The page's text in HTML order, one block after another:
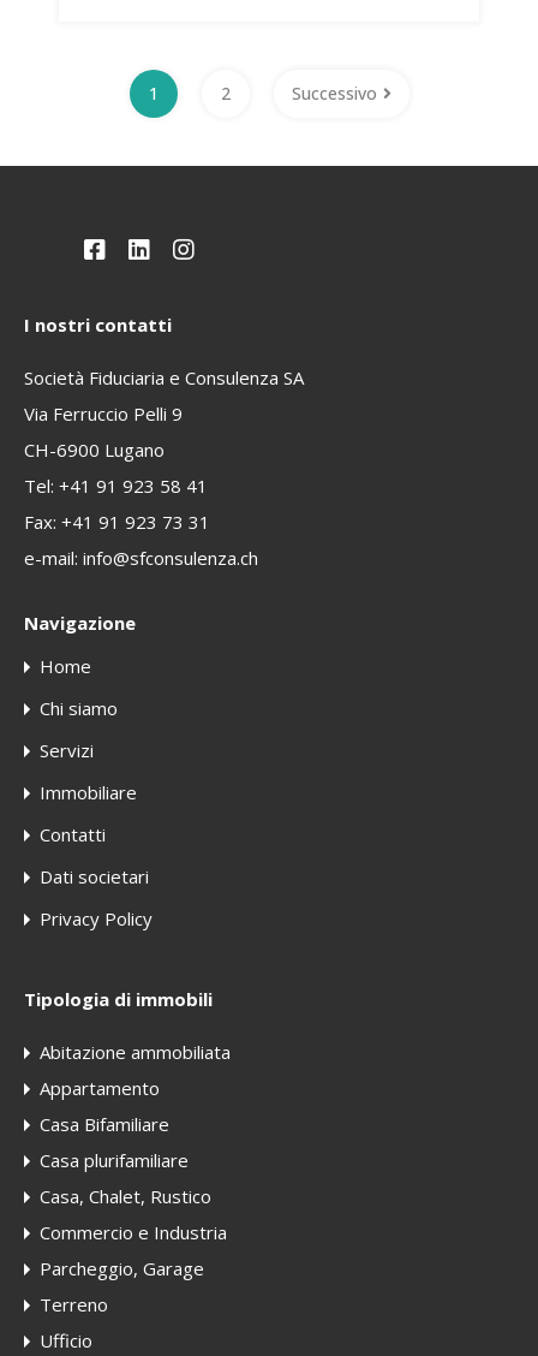
1 2 Successivo
I nostri contatti
Società Fiduciaria e Consulenza SA
Via Ferruccio Pelli 9
CH-6900 Lugano
Tel: +41 91 923 58 41
Fax: +41 91 923 73 31
e-mail: info@sfconsulenza.ch
Navigazione
Home
Chi siamo
Servizi
Immobiliare
Contatti
Dati societari
Privacy Policy
Tipologia di immobili
Abitazione ammobiliata
Appartamento
Casa Bifamiliare
Casa plurifamiliare
Casa, Chalet, Rustico
Commercio e Industria
Parcheggio, Garage
Terreno
Ufficio